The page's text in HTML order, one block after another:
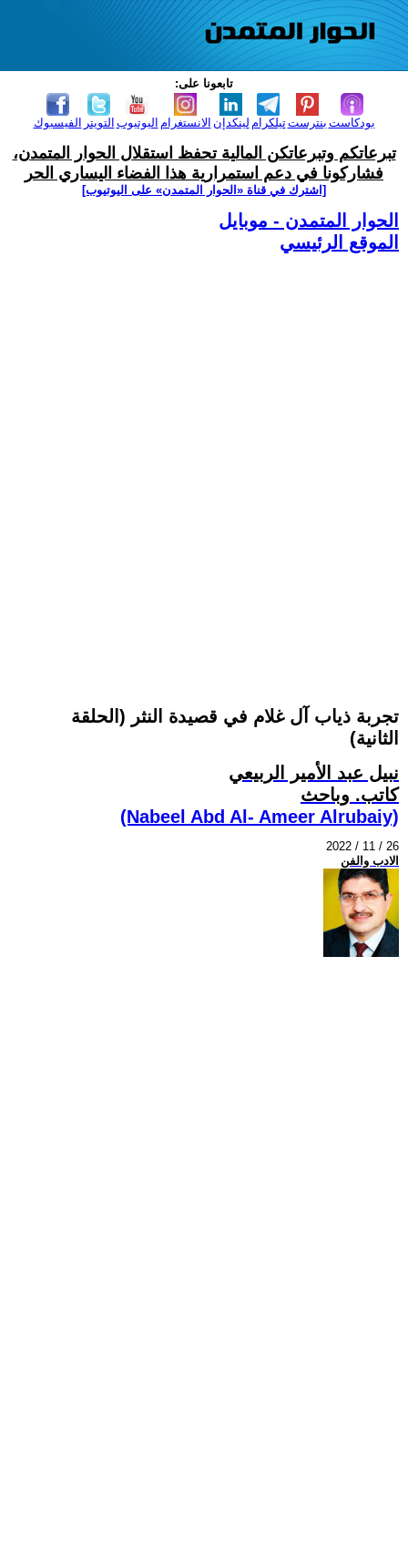
تابعونا على:
الفيسبوك التويتر اليوتيوب الانستغرام لينكدإن تيلكرامبنترست بودكاست
تبرعاتكم وتبرعاتكن المالية تحفظ استقلال الحوار المتمدن،
فشاركونا في دعم استمرارية هذا الفضاء اليساري الحر
[اشترك في قناة ‫«الحوار المتمدن» على اليوتيوب]
الحوار المتمدن - موبايل
الموقع الرئيسي
تجربة ذياب آل غلام في قصيدة النثر (الحلقة
الثانية)
نبيل عبد الأمير الربيعي
كاتب. وباحث
(Nabeel Abd Al- Ameer Alrubaiy)
2022 / 11 / 26
الادب والفن